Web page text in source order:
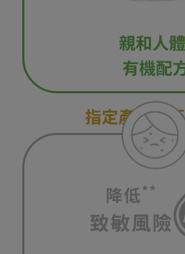
親和人
有機配
指定產品​低
降低**
致敏風險